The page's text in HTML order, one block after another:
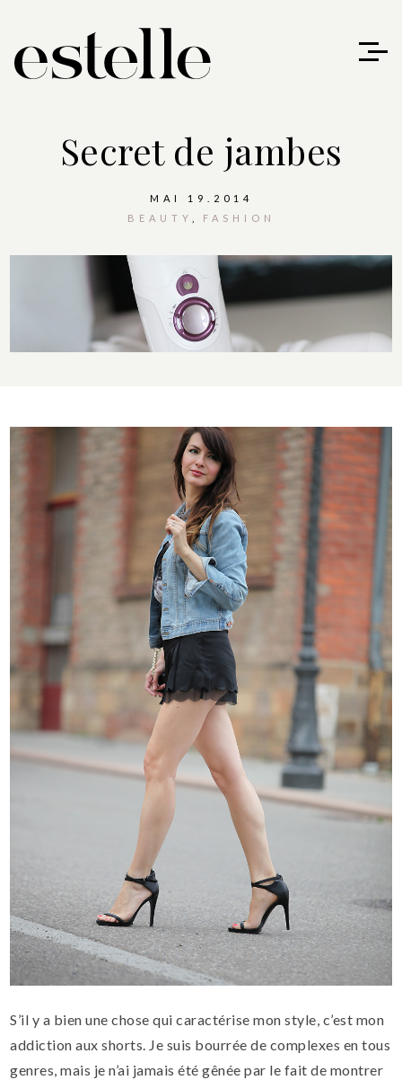
Secret de jambes
MAI 19.2014
BEAUTY
FASHION
S’il y a bien une chose qui caractérise mon style, c’est mon
addiction aux shorts. Je suis bourrée de complexes en tous
genres, mais je n’ai jamais été gênée par le fait de montrer